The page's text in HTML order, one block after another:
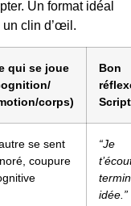
Un format idéal
un clin d’œil.
qui se joue
corps)
Bon
Script
se sent
coupure
“Je
idée.”